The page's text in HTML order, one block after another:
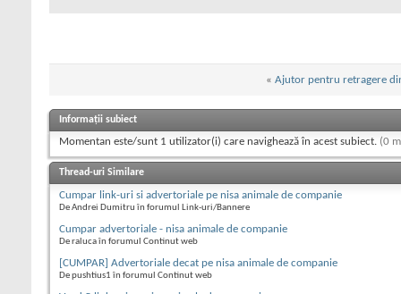
« Ajutor pentru retragere
Informații subiect
Momentan este/sunt 1 utilizator(i) care navighează în acest subiect. (0
Thread-uri Similare
Cumpar link-uri si advertoriale pe nisa animale de companie
De Andrei Dumitru în forumul Link-uri/Bannere
Cumpar advertoriale - nisa animale de companie
De raluca în forumul Continut web
[CUMPAR] Advertoriale decat pe nisa animale de companie
De pushtius1 în forumul Continut web